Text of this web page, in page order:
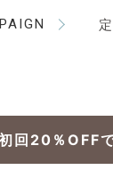
回20％OFF